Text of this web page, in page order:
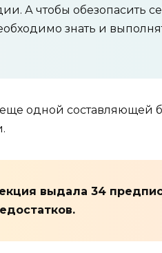
А чтобы обезопасить
знать и
одной составляющей
выдала 34